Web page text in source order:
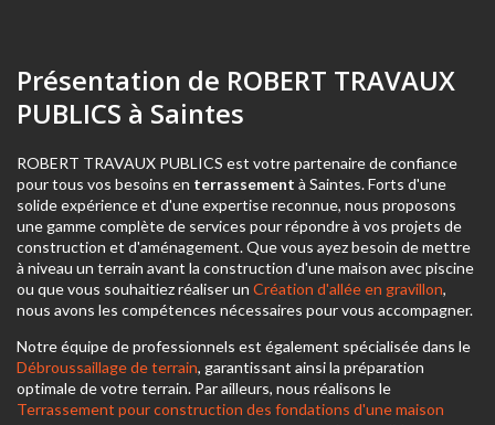
Présentation de ROBERT TRAVAUX
PUBLICS à Saintes
ROBERT TRAVAUX PUBLICS est votre partenaire de confiance
pour tous vos besoins en terrassement à Saintes. Forts d'une
solide expérience et d'une expertise reconnue, nous proposons
une gamme complète de services pour répondre à vos projets de
construction et d'aménagement. Que vous ayez besoin de mettre
à niveau un terrain avant la construction d'une maison avec piscine
ou que vous souhaitiez réaliser un Création d'allée en gravillon,
nous avons les compétences nécessaires pour vous accompagner.
Notre équipe de professionnels est également spécialisée dans le
Débroussaillage de terrain, garantissant ainsi la préparation
optimale de votre terrain. Par ailleurs, nous réalisons le
Terrassement pour construction des fondations d'une maison